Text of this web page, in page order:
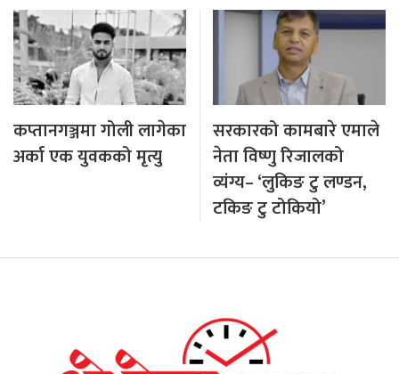
कप्तानगञ्जमा गोली लागेका
अर्का एक युवकको मृत्यु
सरकारको कामबारे एमाले
नेता विष्णु रिजालको
व्यंग्य– ‘लुकिङ टु लण्डन,
टकिङ टु टोकियो’